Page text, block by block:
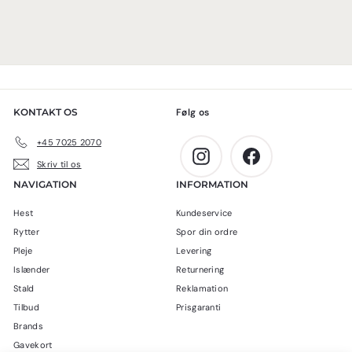
KONTAKT OS
+45 7025 2070
Skriv til os
Følg os
Instagram Facebook
NAVIGATION
Hest
Rytter
Pleje
Islænder
Stald
Tilbud
Brands
Gavekort
INFORMATION
Kundeservice
Spor din ordre
Levering
Returnering
Reklamation
Prisgaranti